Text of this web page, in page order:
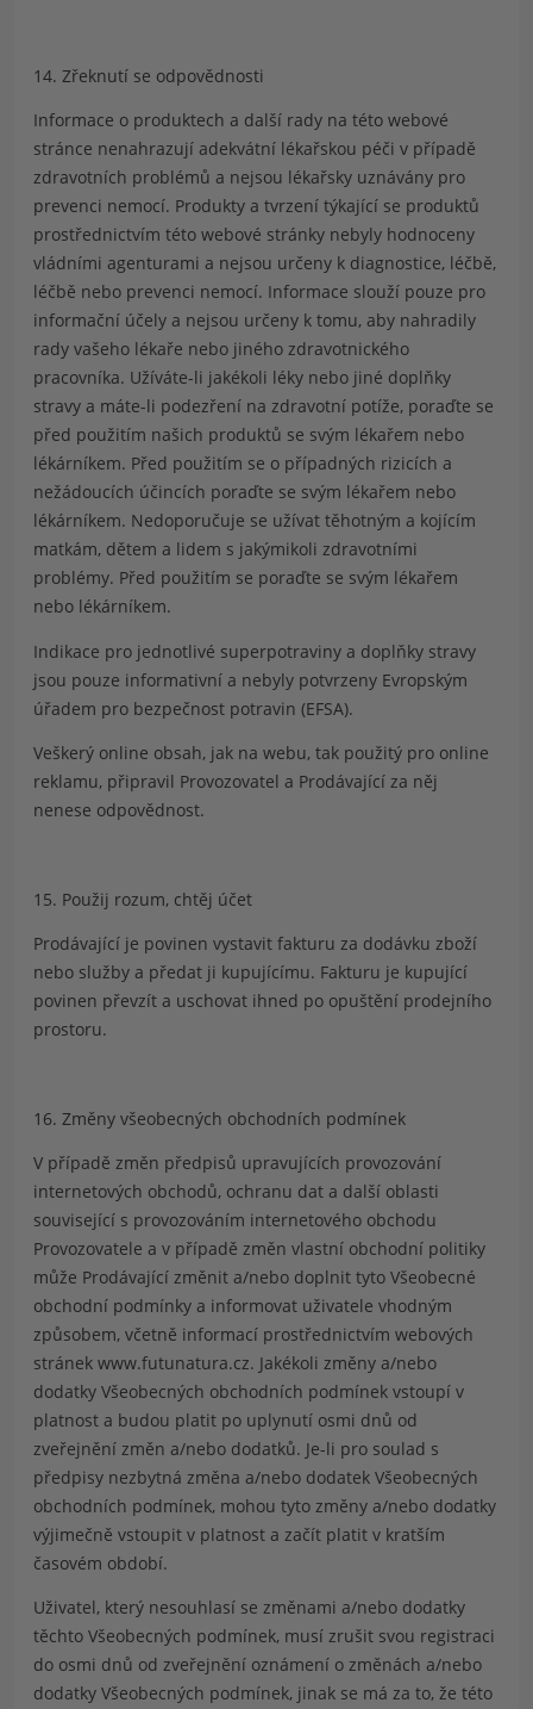
14. Zřeknutí se odpovědnosti
Informace o produktech a další rady na této webové
stránce nenahrazují adekvátní lékařskou péči v případě
zdravotních problémů a nejsou lékařsky uznávány pro
prevenci nemocí. Produkty a tvrzení týkající se produktů
prostřednictvím této webové stránky nebyly hodnoceny
vládními agenturami a nejsou určeny k diagnostice, léčbě,
léčbě nebo prevenci nemocí. Informace slouží pouze pro
informační účely a nejsou určeny k tomu, aby nahradily
rady vašeho lékaře nebo jiného zdravotnického
pracovníka. Užíváte-li jakékoli léky nebo jiné doplňky
stravy a máte-li podezření na zdravotní potíže, poraďte se
před použitím našich produktů se svým lékařem nebo
lékárníkem. Před použitím se o případných rizicích a
nežádoucích účincích poraďte se svým lékařem nebo
lékárníkem. Nedoporučuje se užívat těhotným a kojícím
matkám, dětem a lidem s jakýmikoli zdravotními
problémy. Před použitím se poraďte se svým lékařem
nebo lékárníkem.
Indikace pro jednotlivé superpotraviny a doplňky stravy
jsou pouze informativní a nebyly potvrzeny Evropským
úřadem pro bezpečnost potravin (EFSA).
Veškerý online obsah, jak na webu, tak použitý pro online
reklamu, připravil Provozovatel a Prodávající za něj
nenese odpovědnost.
15. Použij rozum, chtěj účet
Prodávající je povinen vystavit fakturu za dodávku zboží
nebo služby a předat ji kupujícímu. Fakturu je kupující
povinen převzít a uschovat ihned po opuštění prodejního
prostoru.
16. Změny všeobecných obchodních podmínek
V případě změn předpisů upravujících provozování
internetových obchodů, ochranu dat a další oblasti
související s provozováním internetového obchodu
Provozovatele a v případě změn vlastní obchodní politiky
může Prodávající změnit a/nebo doplnit tyto Všeobecné
obchodní podmínky a informovat uživatele vhodným
způsobem, včetně informací prostřednictvím webových
stránek www.futunatura.cz. Jakékoli změny a/nebo
dodatky Všeobecných obchodních podmínek vstoupí v
platnost a budou platit po uplynutí osmi dnů od
zveřejnění změn a/nebo dodatků. Je-li pro soulad s
předpisy nezbytná změna a/nebo dodatek Všeobecných
obchodních podmínek, mohou tyto změny a/nebo dodatky
výjimečně vstoupit v platnost a začít platit v kratším
časovém období.
Uživatel, který nesouhlasí se změnami a/nebo dodatky
těchto Všeobecných podmínek, musí zrušit svou registraci
do osmi dnů od zveřejnění oznámení o změnách a/nebo
dodatky Všeobecných podmínek, jinak se má za to, že této